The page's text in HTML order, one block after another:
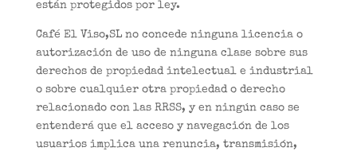
están protegidos por ley.
Café El Viso,SL no concede ninguna licencia o
autorización de uso de ninguna clase sobre sus
derechos de propiedad intelectual e industrial
o sobre cualquier otra propiedad o derecho
relacionado con las RRSS, y en ningún caso se
entenderá que el acceso y navegación de los
usuarios implica una renuncia, transmisión,